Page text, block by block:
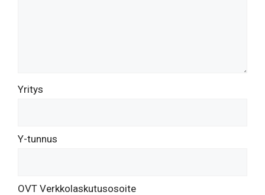
Yritys
Y-tunnus
OVT Verkkolaskutusosoite